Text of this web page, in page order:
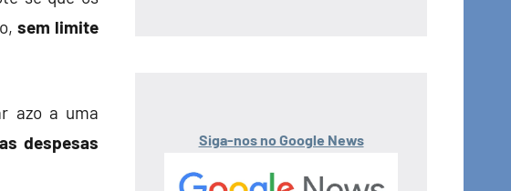
sem limite
azo a uma
despesas
Siga-nos no Google News